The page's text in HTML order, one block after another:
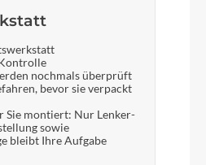
nochmals überprüft
bevor sie verpackt
Sie montiert: Nur Lenker-
sowie
bleibt Ihre Aufgabe